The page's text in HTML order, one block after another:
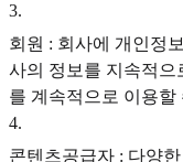
3.
회원 : 회사에 개인정
사의 정보를 지속적으
를 계속적으로 이용할
4.
콘텐츠공급자 : 다양